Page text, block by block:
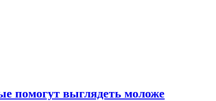
помогут выглядеть моложе